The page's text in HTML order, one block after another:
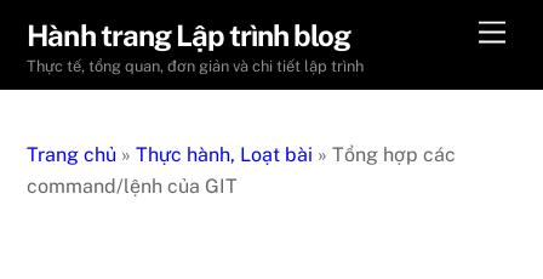
content
Hành trang Lập trình blog
Thực tế, tổng quan, đơn giản và chi tiết lập trình
Trang chủ »Thực hành, Loạt bài »Tổng hợp các
command/lệnh của GIT